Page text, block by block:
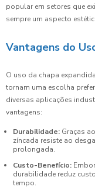
popular em setores que
sempre um aspecto
Vantagens do
O uso da chapa
tornam uma escolha
diversas aplicações
vantagens:
Durabilidade: Graças
zíncada resiste ao
prolongada.
Custo-Benefício:
durabilidade reduz
tempo.